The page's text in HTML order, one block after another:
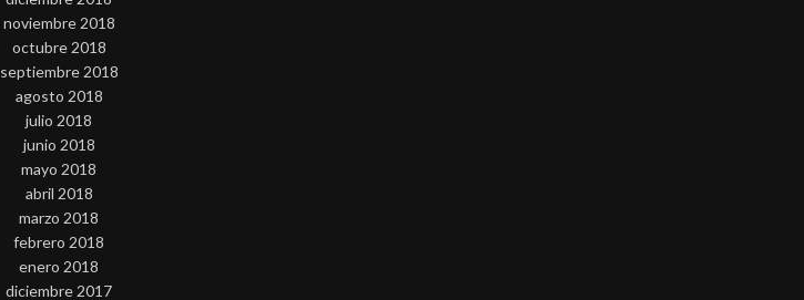
noviembre 2018
octubre 2018
septiembre 2018
agosto 2018
julio 2018
junio 2018
mayo 2018
abril 2018
marzo 2018
febrero 2018
enero 2018
diciembre 2017